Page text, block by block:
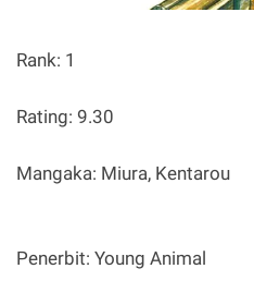
Rank: 1
Rating: 9.30
Mangaka: Miura, Kentarou
Penerbit: Young Animal